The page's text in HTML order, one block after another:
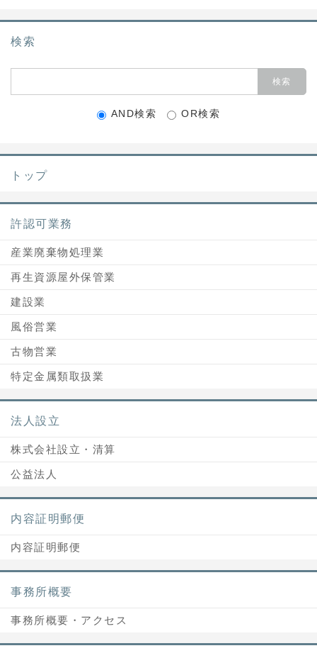
検索
AND検索 OR検索
トップ
許認可業務
産業廃棄物処理業
再生資源屋外保管業
建設業
風俗営業
古物営業
特定金属類取扱業
法人設立
株式会社設立・清算
公益法人
内容証明郵便
内容証明郵便
事務所概要
事務所概要・アクセス